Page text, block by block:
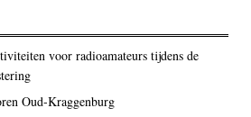
voor radioamateurs tijdens de
Oud-Kraggenburg